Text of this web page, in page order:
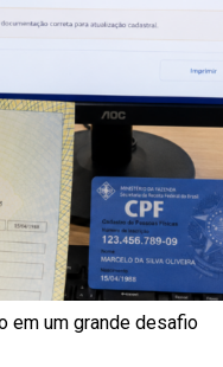
em um grande desafio